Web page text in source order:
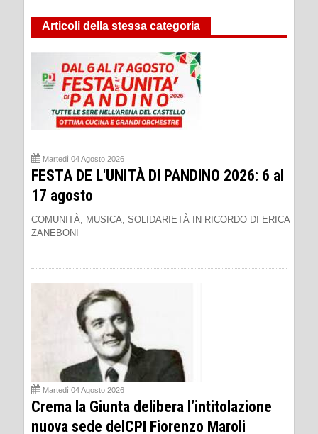
Articoli della stessa categoria
Martedì 04 Agosto 2026
FESTA DE L'UNITÀ DI PANDINO 2026: 6 al
17 agosto
COMUNITÀ, MUSICA, SOLIDARIETÀ IN RICORDO DI ERICA
ZANEBONI
Martedì 04 Agosto 2026
Crema la Giunta delibera l’intitolazione
nuova sede delCPI Fiorenzo Maroli